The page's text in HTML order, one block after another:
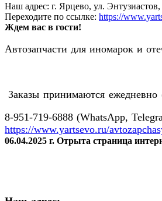
Наш адрес: г. Ярцево, ул.
Переходите по ссылке: https://
Ждем вас в гости!
Автозапчасти для иномарок и
Заказы принимаются
8-951-719-6888 (WhatsApp,
https://www.yartsevo.ru/
06.04.2025 г. Отрыта страница